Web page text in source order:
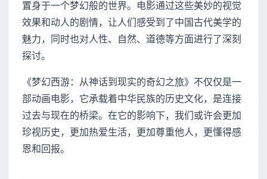
置身于一个梦幻般的世界。电影通过这些美妙的视觉
效果和动人的剧情，让人们感受到了中国古代美学的
魅力，同时也对人性、自然、道德等方面进行了深刻
探讨。
《梦幻西游：从神话到现实的奇幻之旅》不仅仅是一
部动画电影，它承载着中华民族的历史文化，是连接
过去与现在的桥梁。在它的影响下，我们或许会更加
珍视历史，更加热爱生活，更加尊重他人，更懂得感
恩和回报。